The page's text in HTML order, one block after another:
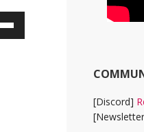
[Discord]